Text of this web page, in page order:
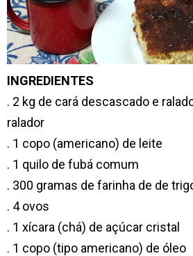
INGREDIENTES
. 2 kg de cará descascado e
ralador
. 1 copo (americano) de leite
. 1 quilo de fubá comum
. 300 gramas de farinha de de
. 4 ovos
. 1 xícara (chá) de açúcar cristal
. 1 copo (tipo americano) de óleo